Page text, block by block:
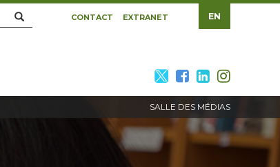
RechercherCONTACT EXTRANET EN
SALLE DES MÉDIAS
twitter
facebook
linkedin